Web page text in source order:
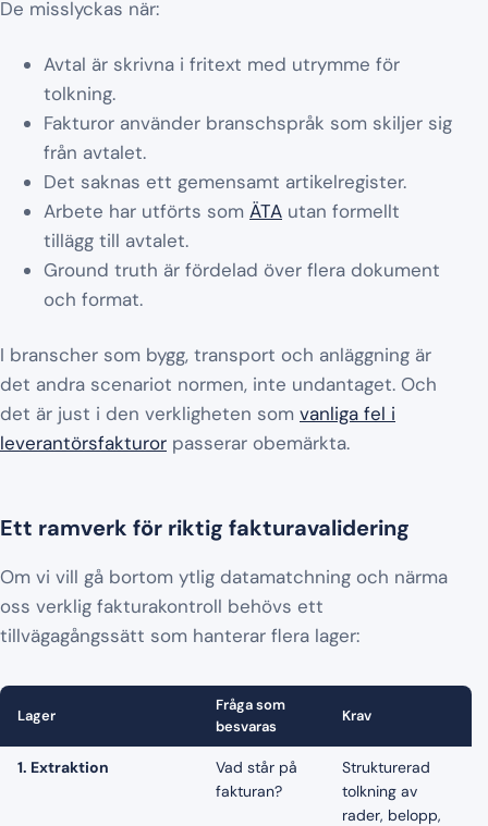
De misslyckas när:
Avtal är skrivna i fritext med utrymme för
tolkning.
Fakturor använder branschspråk som skiljer sig
från avtalet.
Det saknas ett gemensamt artikelregister.
Arbete har utförts som ÄTA utan formellt
tillägg till avtalet.
Ground truth är fördelad över flera dokument
och format.
I branscher som bygg, transport och anläggning är
det andra scenariot normen, inte undantaget. Och
det är just i den verkligheten som vanliga fel i
leverantörsfakturor passerar obemärkta.
Ett ramverk för riktig fakturavalidering
Om vi vill gå bortom ytlig datamatchning och närma
oss verklig fakturakontroll behövs ett
tillvägagångssätt som hanterar flera lager:
Lager
Fråga som
besvaras
Krav
1. Extraktion
Vad står på
fakturan?
Strukturerad
tolkning av
rader, belopp,